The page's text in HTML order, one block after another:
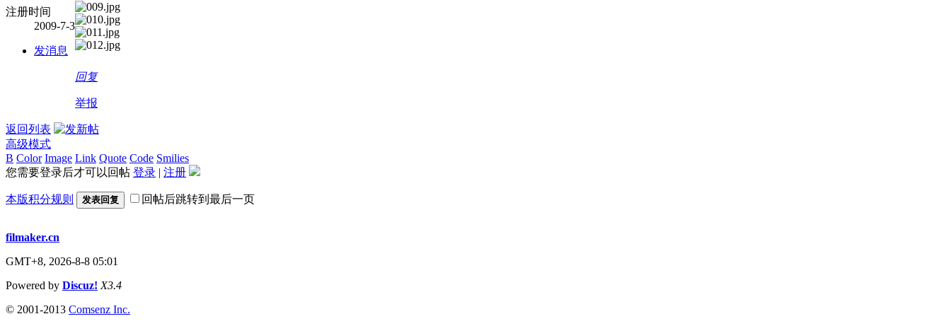
注册时间
2009-7-3
发消息
回复
举报
返回列表
高级模式
B Color Image Link Quote Code Smilies
您需要登录后才可以回帖 登录 | 注册
本版积分规则 发表回复 回帖后跳转到最后一页
filmaker.cn
GMT+8, 2026-8-8 05:01
Powered by Discuz! X3.4
© 2001-2013 Comsenz Inc.